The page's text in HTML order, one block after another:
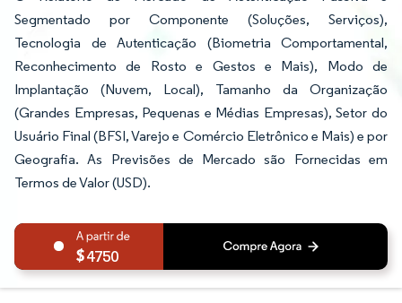
Segmentado por Componente (Soluções, Serviços),
Tecnologia de Autenticação (Biometria Comportamental,
Reconhecimento de Rosto e Gestos e Mais), Modo de
Implantação (Nuvem, Local), Tamanho da Organização
(Grandes Empresas, Pequenas e Médias Empresas), Setor do
Usuário Final (BFSI, Varejo e Comércio Eletrônico e Mais) e por
Geografia. As Previsões de Mercado são Fornecidas em
Termos de Valor (USD).
4750